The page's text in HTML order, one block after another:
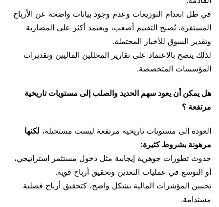
في ظل انعدام التوزيعات وعدم وجود بيانات واضحة عن الأرباح
المستقرة، يُصبح التقييم أصعب، ويعتمد أكثر على المضاربة
وتقدير السوق للأخبار المحتملة.
لذلك ينصح بالاعتماد على تقارير المحللين الماليين وتقديرات
المؤسسات المتخصصة.
هل يمكن أن يعود سهم الحديد والصلب إلى مستويات تاريخية
مرتفعة ؟
العودة إلى مستويات تاريخية مرتفعة ليست مستحيلة، لكنها
مرهونة بشروط كثيرة:
حدوث تطورات جوهرية إيجابية مثل دخول مستثمر استراتيجي،
أو التوسع في عمليات التعدين وتحقيق أرباح قوية.
تحسن المؤشرات المالية بشكل واضح، كتحقيق أرباح فصلية
مستدامة.